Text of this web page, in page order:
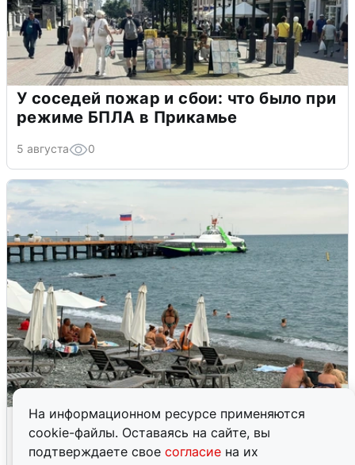
На информационном ресурсе применяются
cookie-файлы. Оставаясь на сайте, вы
подтверждаете свое согласие на их
У соседей пожар и сбои: что было при
режиме БПЛА в Прикамье
5 августа 0
Жители и туристы Сочи рассказали
об атаке БПЛА 5 августа